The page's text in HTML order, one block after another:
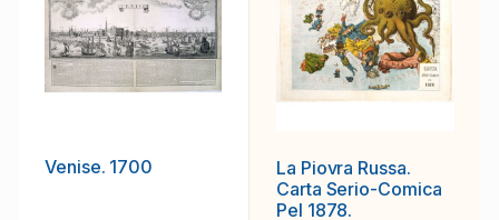
Venise. 1700
La Piovra Russa.
Carta Serio-Comica
Pel 1878.